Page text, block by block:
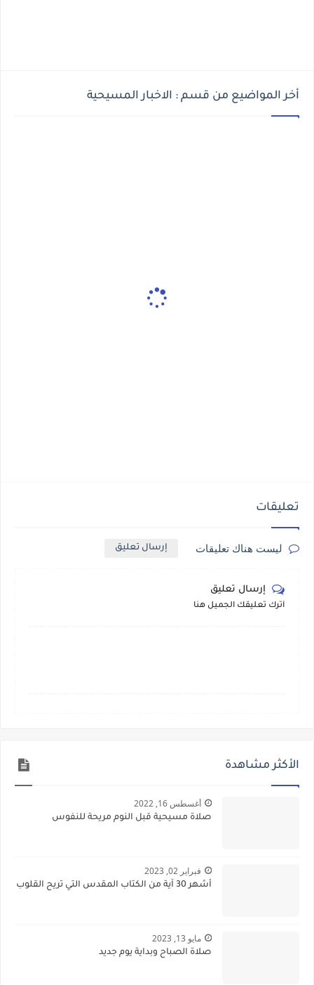
أخر المواضيع من قسم : الاخبار المسيحية
تعليقات
ليست هناك تعليقات إرسال تعليق
إرسال تعليق
أترك تعليقك الجميل هنا
الأكثر مشاهدة
أغسطس 16, 2022
صلاة مسيحية قبل النوم مريحة للنفوس
فبراير 02, 2023
أشهر 30 آية من الكتاب المقدس التي تريح القلوب
مايو 13, 2023
صلاة الصباح وبداية يوم جديد